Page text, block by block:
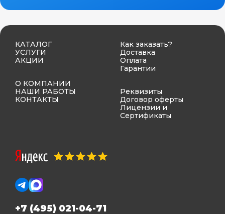
КАТАЛОГ
УСЛУГИ
АКЦИИ
О КОМПАНИИ
НАШИ РАБОТЫ
КОНТАКТЫ
Как заказать?
Доставка
Оплата
Гарантии
Реквизиты
Договор оферты
Лицензии и
Сертификаты
+7 (495) 021-04-71